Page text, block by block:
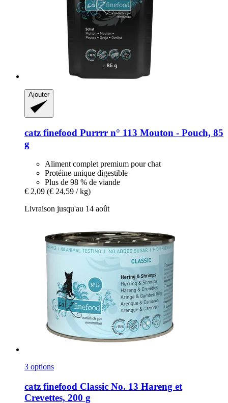
Ajouter
catz finefood Purrrr n° 113 Mouton -​ Pouch, 85
g
Aliment complet premium pour chat
Protéine unique digestible
Plus de 98 % de viande
€ 2,09 (€ 24,59 / kg)
Livraison jusqu'au 14 août
3 options
catz finefood Classic No. 13 Hareng et
Crevettes, 200 g